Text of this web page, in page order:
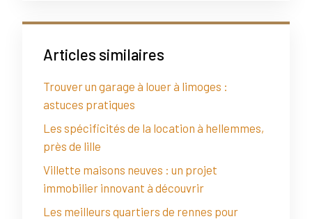
Articles similaires
Trouver un garage à louer à limoges :
astuces pratiques
Les spécificités de la location à hellemmes,
près de lille
Villette maisons neuves : un projet
immobilier innovant à découvrir
Les meilleurs quartiers de rennes pour